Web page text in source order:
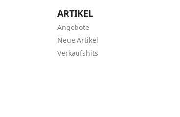
ARTIKEL
Angebote
Neue Artikel
Verkaufshits